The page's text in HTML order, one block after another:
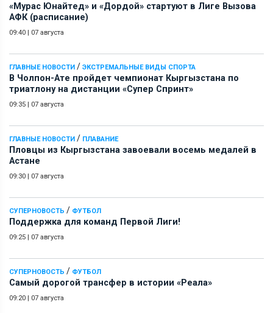
«Мурас Юнайтед» и «Дордой» стартуют в Лиге Вызова
АФК (расписание)
09:40 | 07 августа
ГЛАВНЫЕ НОВОСТИ / ЭКСТРЕМАЛЬНЫЕ ВИДЫ СПОРТА
В Чолпон-Ате пройдет чемпионат Кыргызстана по
триатлону на дистанции «Супер Спринт»
09:35 | 07 августа
ГЛАВНЫЕ НОВОСТИ / ПЛАВАНИЕ
Пловцы из Кыргызстана завоевали восемь медалей в
Астане
09:30 | 07 августа
СУПЕРНОВОСТЬ / ФУТБОЛ
Поддержка для команд Первой Лиги!
09:25 | 07 августа
СУПЕРНОВОСТЬ / ФУТБОЛ
Самый дорогой трансфер в истории «Реала»
09:20 | 07 августа